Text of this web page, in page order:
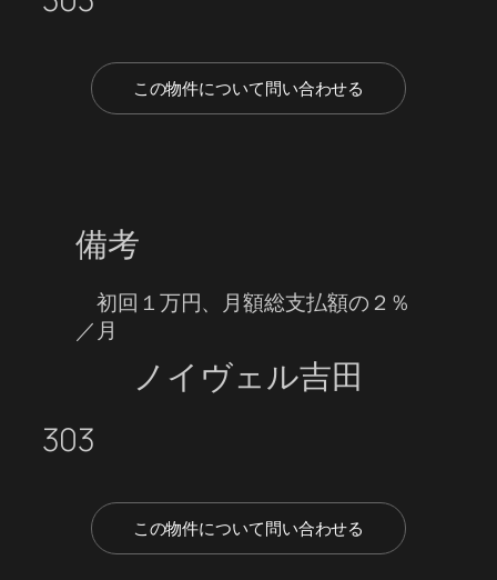
この物件について問い合わせる
備考
初回１万円、月額総支払額の２％
／月
ノイヴェル吉田
303
この物件について問い合わせる